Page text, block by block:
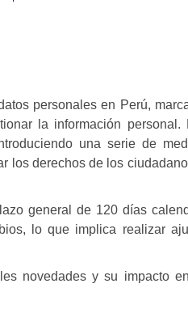
personales en Perú,
la información personal.
una serie de
los derechos de los
general de 120 días
lo que implica realizar
novedades y su impacto